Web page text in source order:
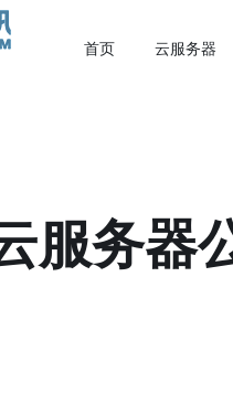
首页 云服务器
服务器